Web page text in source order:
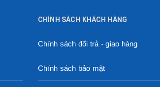
CHÍNH SÁCH KHÁCH HÀNG
Chính sách đổi trả - giao hàng
Chính sách bảo mật